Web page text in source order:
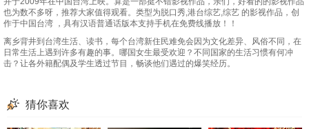
20240905 20240909 20240910 20240911
20240912 20240916 20240917 20240918
20241001
也为数不多呀，推荐大家值得观看。类型为脱口秀,港台综艺,综艺 的影视作品，创
作于中国台湾 ，具有汉语普通话版本支持手机在免费线播放！！
离乡背井到台湾生活、读书，每个台湾新住民难免会因为文化差异、风俗不同，在
日常生活上遇到许多有趣的事。哪国女生最受欢迎？不同国家的生活习惯有何冲
击？让各外籍配偶及学生透过节目，畅谈他们遇过的爆笑经历。
猜你喜欢